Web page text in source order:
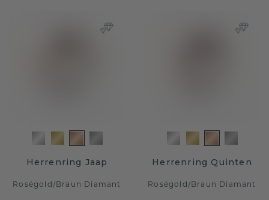
Herrenring Jaap
Roségold / Braun Diamant
Herrenring Quinten
Roségold / Braun Diamant